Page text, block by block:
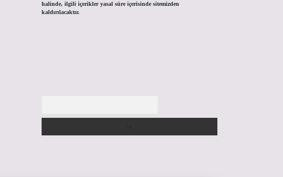
halinde, ilgili içerikler yasal süre içerisinde sitemizden
kaldırılacaktır.